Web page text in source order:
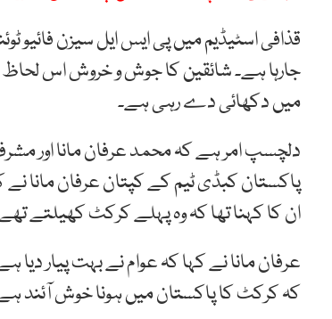
قذافی اسٹیڈیم میں پی ایس ایل سیزن فائیو
جارہا ہے۔ شائقین کا جوش و خروش اس لحاظ
میں دکھائی دے رہی ہے۔
دلچسپ امر ہے کہ محمد عرفان مانا اور
پاکستان کبڈی ٹیم کے کپتان عرفان مانا
ان کا کہنا تھا کہ وہ پہلے کرکٹ کھیلتے
عرفان مانا نے کہا کہ عوام نے بہت پیار دیا
کہ کرکٹ کا پاکستان میں ہونا خوش آئند